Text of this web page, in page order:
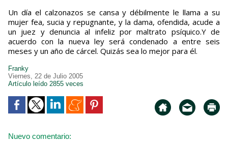
Un día el calzonazos se cansa y débilmente le llama a su
mujer fea, sucia y repugnante, y la dama, ofendida, acude a
un juez y denuncia al infeliz por maltrato psíquico.Y de
acuerdo con la nueva ley será condenado a entre seis
meses y un año de cárcel. Quizás sea lo mejor para él.
Franky
Viernes, 22 de Julio 2005
Artículo leído 2855 veces
Nuevo comentario: